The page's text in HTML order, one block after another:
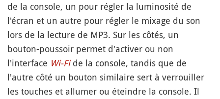
de la console, un pour régler la luminosité de
l'écran et un autre pour régler le mixage du son
lors de la lecture de MP3. Sur les côtés, un
bouton-poussoir permet d'activer ou non
l'interface Wi-Fide la console, tandis que de
l'autre côté un bouton similaire sert à verrouiller
les touches et allumer ou éteindre la console. Il